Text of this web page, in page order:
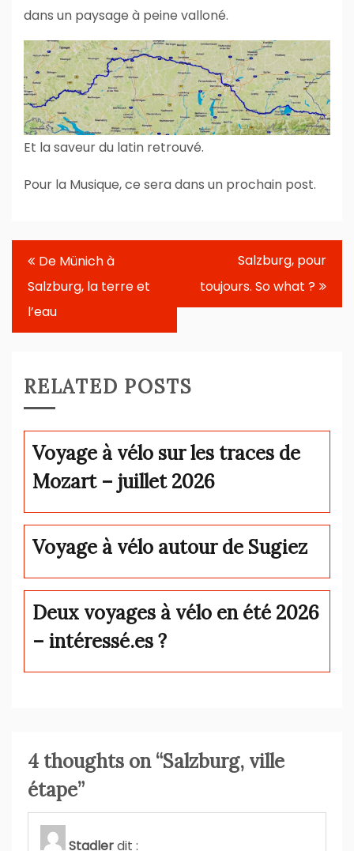
dans un paysage à peine valloné.
Et la saveur du latin retrouvé.
Pour la Musique, ce sera dans un prochain post.
Navigation
de
l’article
De Münich à
Salzburg, la terre et
l’eau
Salzburg, pour
toujours. So what ?
RELATED POSTS
Voyage à vélo sur les traces de
Mozart – juillet 2026
Voyage à vélo autour de Sugiez
Deux voyages à vélo en été 2026
– intéressé.es ?
4 thoughts on “Salzburg, ville
étape”
Stadlerdit :